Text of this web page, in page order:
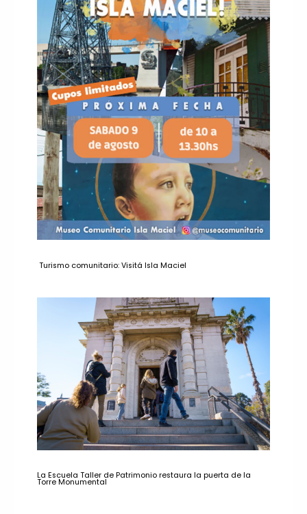
Turismo comunitario: Visitá Isla Maciel
La Escuela Taller de Patrimonio restaura la puerta de la
Torre Monumental